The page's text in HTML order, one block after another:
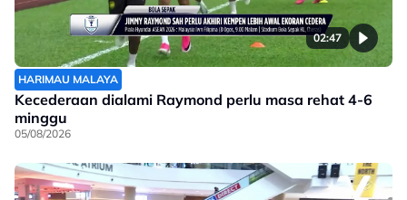
02:47
HARIMAU MALAYA
Kecederaan dialami Raymond perlu masa rehat 4-6
minggu
05/08/2026